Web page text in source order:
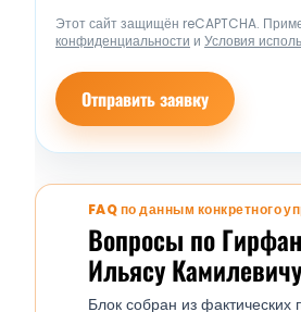
Этот сайт защищён reCAPTCHA.
конфиденциальности и Условия
Отправить заявку
FAQ по данным конкретного
Вопросы по
Ильясу Камилевичу
Блок собран из фактических